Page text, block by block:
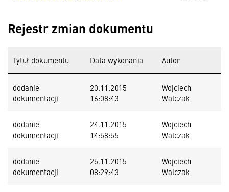
Rejestr zmian dokumentu
Tytuł dokumentu Data wykonania Autor
dodanie
dokumentacji
20.11.2015
16:08:43
Wojciech
Walczak
dodanie
dokumentacji
24.11.2015
14:58:55
Wojciech
Walczak
dodanie
dokumentacji
25.11.2015
08:29:43
Wojciech
Walczak